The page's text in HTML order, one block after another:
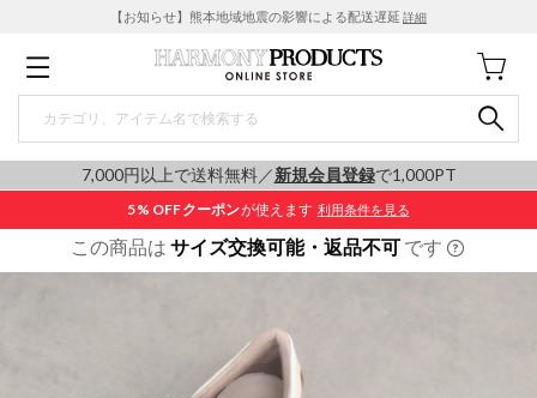
【お知らせ】熊本地域地震の影響による配送遅延 詳細
7,000円以上で送料無料／新規会員登録で1,000PT
5% OFFクーポンが使えます 利用条件を見る
この商品は サイズ交換可能・返品不可 です